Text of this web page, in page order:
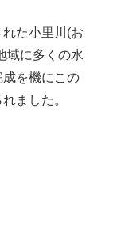
た小里川(お
域に多くの水
を機にこの
ました。